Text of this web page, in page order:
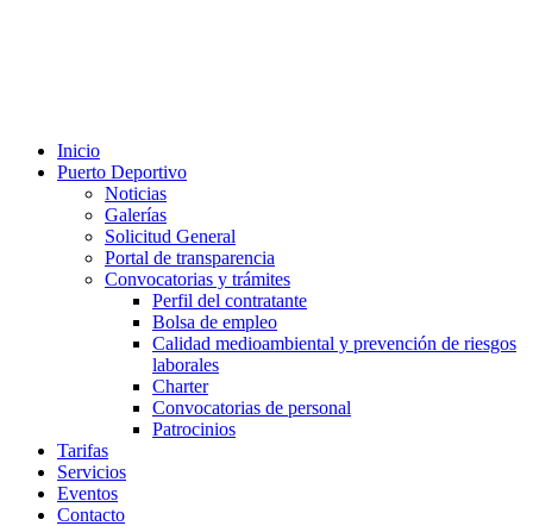
Inicio
Puerto Deportivo
Noticias
Galerías
Solicitud General
Portal de transparencia
Convocatorias y trámites
Perfil del contratante
Bolsa de empleo
Calidad medioambiental y prevención de riesgos
laborales
Charter
Convocatorias de personal
Patrocinios
Tarifas
Servicios
Eventos
Contacto